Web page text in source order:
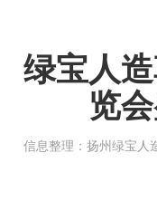
绿宝人
览
信息整理：扬州绿宝人